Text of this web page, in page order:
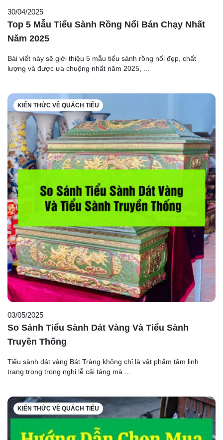
30/04/2025
Top 5 Mẫu Tiểu Sành Rồng Nổi Bán Chạy Nhất
Năm 2025
Bài viết này sẽ giới thiệu 5 mẫu tiểu sành rồng nổi đẹp, chất
lượng và được ưa chuộng nhất năm 2025, ...
KIẾN THỨC VỀ QUÁCH TIỂU
03/05/2025
So Sánh Tiểu Sành Dát Vàng Và Tiểu Sành
Truyền Thống
Tiểu sành dát vàng Bát Tràng không chỉ là vật phẩm tâm linh
trang trọng trong nghi lễ cải táng mà ...
KIẾN THỨC VỀ QUÁCH TIỂU